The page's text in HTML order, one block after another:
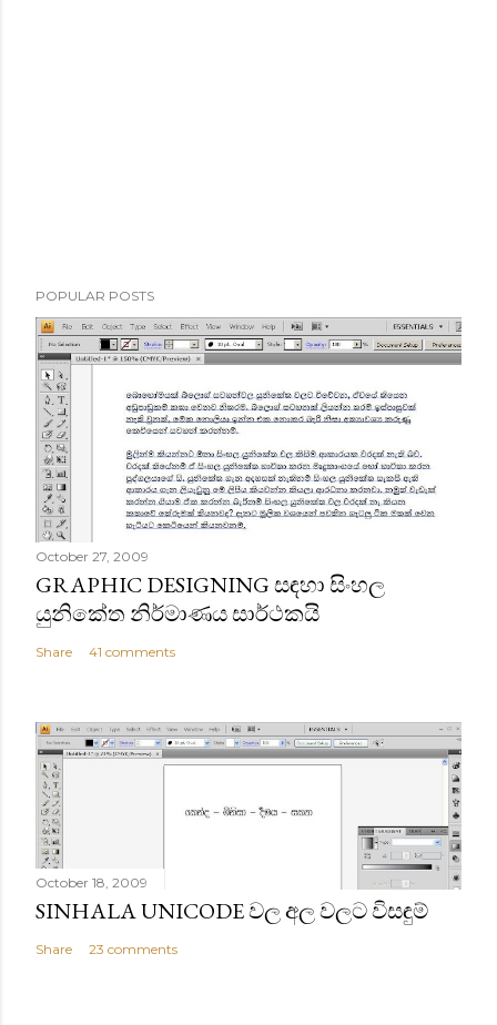
POPULAR POSTS
October 27, 2009
GRAPHIC DESIGNING සඳහා සිංහල
යුනිකේත නිර්මාණය සාර්ථකයි
Share 41 comments
October 18, 2009
SINHALA UNICODE වල අල වලට විසඳුම්
Share 23 comments